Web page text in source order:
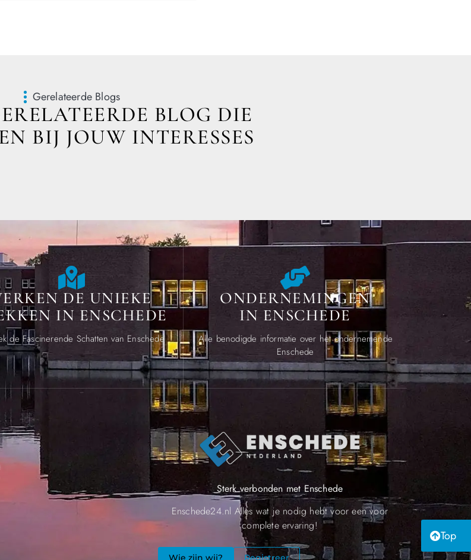
Top
Gerelateerde Blogs
BLOG DIE
BIJ JOUW INTERESSES
DE UNIEKE
IN ENSCHEDE
de Fascinerende Schatten van Enschede
ONDERNEMINGEN
IN ENSCHEDE
Alle benodigde informatie over het ondernemende
Enschede
Sterk verbonden met Enschede
Enschede24.nl Alles wat je nodig hebt voor een voor
complete ervaring!
Wie zijn wij? Registreer